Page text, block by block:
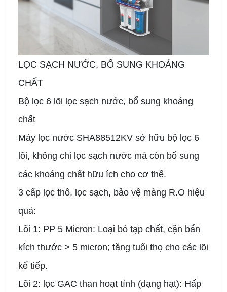
LỌC SẠCH NƯỚC, BỔ SUNG KHOÁNG
CHẤT
Bộ lọc 6 lõi lọc sạch nước, bổ sung khoáng
chất
Máy lọc nước SHA88512KV sở hữu bộ lọc 6
lõi, không chỉ lọc sạch nước mà còn bổ sung
các khoáng chất hữu ích cho cơ thể.
3 cấp lọc thô, lọc sạch, bảo vệ màng R.O hiệu
quả:
Lõi 1: PP 5 Micron: Loại bỏ tạp chất, cặn bẩn
kích thước > 5 micron; tăng tuổi thọ cho các lõi
kế tiếp.
Lõi 2: lọc GAC than hoạt tính (dạng hạt): Hấp